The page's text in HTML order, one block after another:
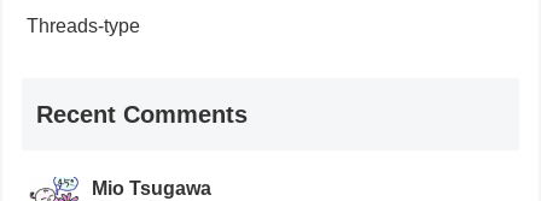
Threads-type
Recent Comments
Mio Tsugawa